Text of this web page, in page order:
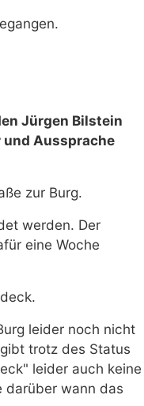
Jürgen Bilstein
Aussprache
zur Burg.
werden. Der
eine Woche
leider noch nicht
trotz des Status
leider auch keine
darüber wann das